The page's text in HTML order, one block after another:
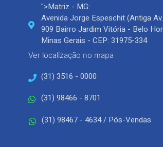
">Matriz - MG:
Avenida Jorge Espeschit (Antiga
909 Bairro Jardim Vitória - Belo
Minas Gerais - CEP: 31975-334
Ver localização no mapa
(31) 3516 - 0000
(31) 98466 - 8701
(31) 98467 - 4634 / Pós-Vendas